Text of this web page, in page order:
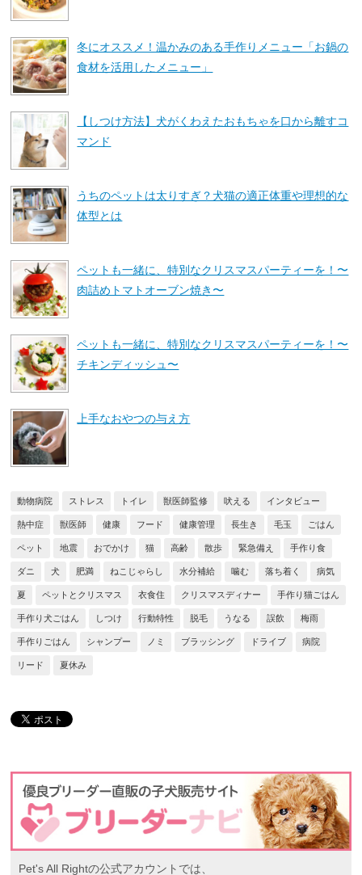
冬にオススメ！温かみのある手作りメニュー「お鍋の
食材を活用したメニュー」
【しつけ方法】犬がくわえたおもちゃを口から離すコ
マンド
うちのペットは太りすぎ？犬猫の適正体重や理想的な
体型とは
ペットも一緒に、特別なクリスマスパーティーを！〜
肉詰めトマトオーブン焼き〜
ペットも一緒に、特別なクリスマスパーティーを！〜
チキンディッシュ〜
上手なおやつの与え方
動物病院 ストレス トイレ 獣医師監修 吠える インタビュー
熱中症 獣医師 健康 フード 健康管理 長生き 毛玉 ごはん
ペット 地震 おでかけ 猫 高齢 散歩 緊急備え 手作り食
ダニ 犬 肥満 ねこじゃらし 水分補給 噛む 落ち着く 病気
夏 ペットとクリスマス 衣食住 クリスマスディナー 手作り猫ごはん
手作り犬ごはん しつけ 行動特性 脱毛 うなる 誤飲 梅雨
手作りごはん シャンプー ノミ ブラッシング ドライブ 病院
リード 夏休み
Pet's All Rightの公式アカウントでは、